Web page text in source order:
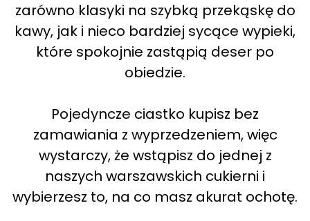
zarówno klasyki na szybką przekąskę do
kawy, jak i nieco bardziej sycące wypieki,
które spokojnie zastąpią deser po
obiedzie.
Pojedyncze ciastko kupisz bez
zamawiania z wyprzedzeniem, więc
wystarczy, że wstąpisz do jednej z
naszych warszawskich cukierni i
wybierzesz to, na co masz akurat ochotę.